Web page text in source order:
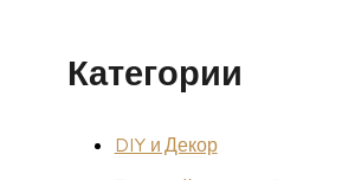
Категории
DIY и Декор